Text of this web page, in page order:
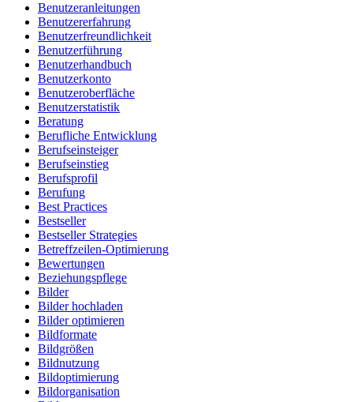
Benutzeranleitungen
Benutzererfahrung
Benutzerfreundlichkeit
Benutzerführung
Benutzerhandbuch
Benutzerkonto
Benutzeroberfläche
Benutzerstatistik
Beratung
Berufliche Entwicklung
Berufseinsteiger
Berufseinstieg
Berufsprofil
Berufung
Best Practices
Bestseller
Bestseller Strategies
Betreffzeilen-Optimierung
Bewertungen
Beziehungspflege
Bilder
Bilder hochladen
Bilder optimieren
Bildformate
Bildgrößen
Bildnutzung
Bildoptimierung
Bildorganisation